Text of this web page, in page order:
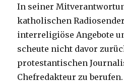
In seiner
katholischen
interreligiöse Angebote
scheute nicht davor
protestantischen
Chefredakteur zu